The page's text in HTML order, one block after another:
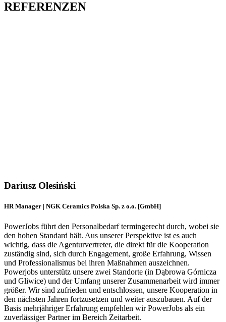
REFERENZEN
Dariusz Olesiński
HR Manager | NGK Ceramics Polska Sp. z o.o. [GmbH]
PowerJobs führt den Personalbedarf termingerecht durch, wobei sie
den hohen Standard hält. Aus unserer Perspektive ist es auch
wichtig, dass die Agenturvertreter, die direkt für die Kooperation
zuständig sind, sich durch Engagement, große Erfahrung, Wissen
und Professionalismus bei ihren Maßnahmen auszeichnen.
Powerjobs unterstütz unsere zwei Standorte (in Dąbrowa Górnicza
und Gliwice) und der Umfang unserer Zusammenarbeit wird immer
größer. Wir sind zufrieden und entschlossen, unsere Kooperation in
den nächsten Jahren fortzusetzen und weiter auszubauen. Auf der
Basis mehrjähriger Erfahrung empfehlen wir PowerJobs als ein
zuverlässiger Partner im Bereich Zeitarbeit.